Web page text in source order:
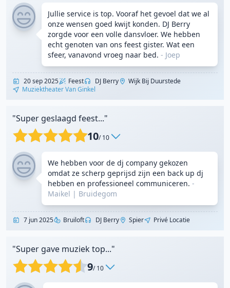
Jullie service is top. Vooraf het gevoel dat we al
onze wensen goed kwijt konden. DJ Berry
zorgde voor een volle dansvloer. We hebben
echt genoten van ons feest gister. Wat een
sfeer, vanavond vroeg naar bed. - Joep
20 sep 2025 Feest DJ Berry
Wijk Bij Duurstede
Muziektheater Van Ginkel
"Super geslaagd feest..."
10/ 10
We hebben voor de dj company gekozen
omdat ze scherp geprijsd zijn een back up dj
hebben en professioneel communiceren. -
Maikel | Bruidegom
7 jun 2025 Bruiloft DJ Berry Spier Privé Locatie
"Super gave muziek top..."
9/ 10